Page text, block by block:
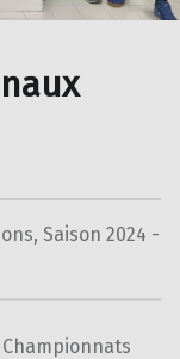
, Saison 2024 -